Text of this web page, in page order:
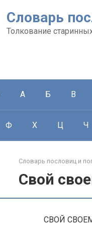
Словарь
Толкование
А Б В
Ф Х Ц Ч
Словарь пословиц и
Свой
СВОЙ